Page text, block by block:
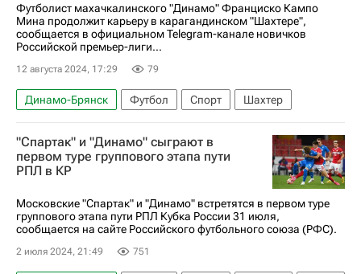
Футболист махачкалинского "Динамо" Франциско Кампо
Мина продолжит карьеру в карагандинском "Шахтере",
сообщается в официальном Telegram-канале новичков
Российской премьер-лиги...
12 августа 2024, 17:29 79
Динамо-Брянск Футбол Спорт Шахтер
"Спартак" и "Динамо" сыграют в
первом туре группового этапа пути
РПЛ в КР
Московские "Спартак" и "Динамо" встретятся в первом туре
группового этапа пути РПЛ Кубка России 31 июля,
сообщается на сайте Российского футбольного союза (РФС).
2 июля 2024, 21:49 751